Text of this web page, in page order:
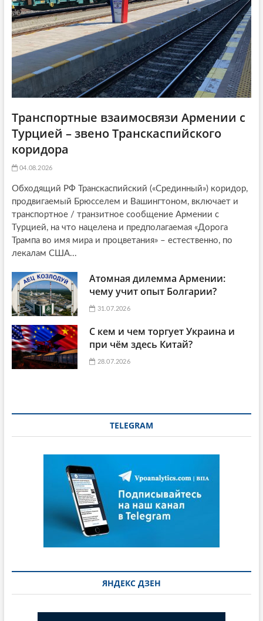
Транспортные взаимосвязи Армении с
Турцией – звено Транскаспийского
коридора
04.08.2026
Обходящий РФ Транскаспийский («Срединный») коридор,
продвигаемый Брюсселем и Вашингтоном, включает и
транспортное / транзитное сообщение Армении с
Турцией, на что нацелена и предполагаемая «Дорога
Трампа во имя мира и процветания» – естественно, по
лекалам США...
Атомная дилемма Армении:
чему учит опыт Болгарии?
31.07.2026
С кем и чем торгует Украина и
при чём здесь Китай?
28.07.2026
TELEGRAM
ЯНДЕКС ДЗЕН